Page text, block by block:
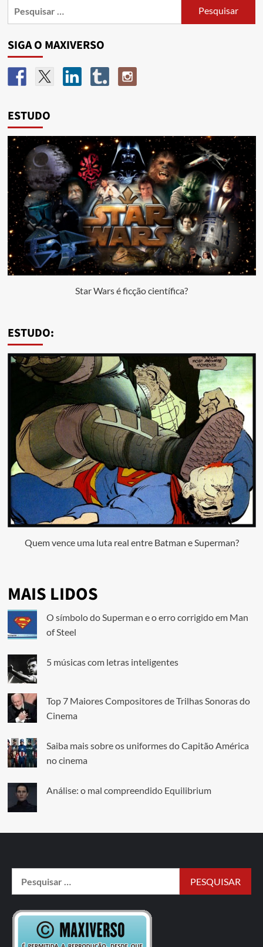
SIGA O MAXIVERSO
ESTUDO
Star Wars é ficção científica?
ESTUDO:
Quem vence uma luta real entre Batman e Superman?
MAIS LIDOS
O símbolo do Superman e o erro corrigido em Man
of Steel
5 músicas com letras inteligentes
Top 7 Maiores Compositores de Trilhas Sonoras do
Cinema
Saiba mais sobre os uniformes do Capitão América
no cinema
Análise: o mal compreendido Equilibrium